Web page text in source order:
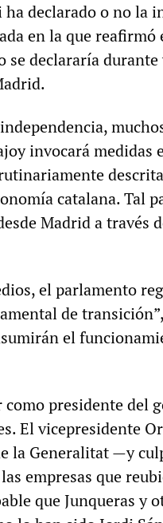
ha declarado o no la
en la que
se declararía durante
invocará
catalana. Tal
Madrid a través
el parlamento
de
el
presidente del
El vicepresidente
la Generalitat —y
empresas que
que Junqueras y